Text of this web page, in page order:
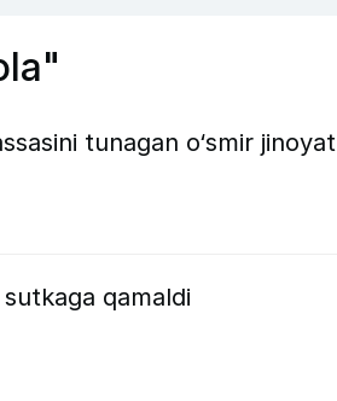
tunagan o‘smir jinoyat
qamaldi